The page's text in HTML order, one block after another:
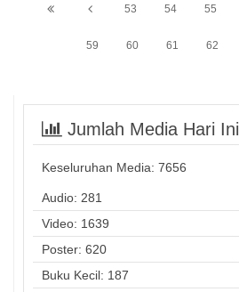
53 54 55
59 60 61 62
Jumlah Media Hari Ini
Keseluruhan Media: 7656
Audio: 281
Video: 1639
Poster: 620
Buku Kecil: 187